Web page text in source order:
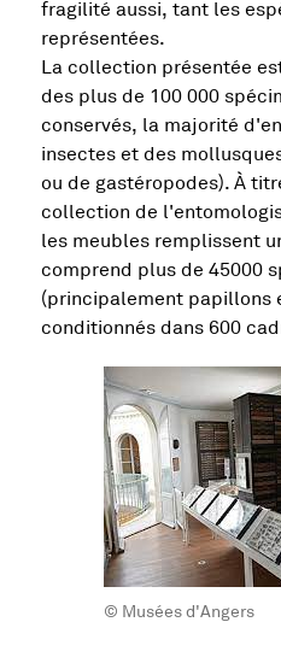
fragilité aussi, tant les
représentées.
La collection présentée
des plus de 100 000
conservés, la majorité
insectes et des
ou de gastéropodes). À
collection de
les meubles remplissent
comprend plus de 45000
(principalement papillons
conditionnés dans 600
© Musées d'Angers